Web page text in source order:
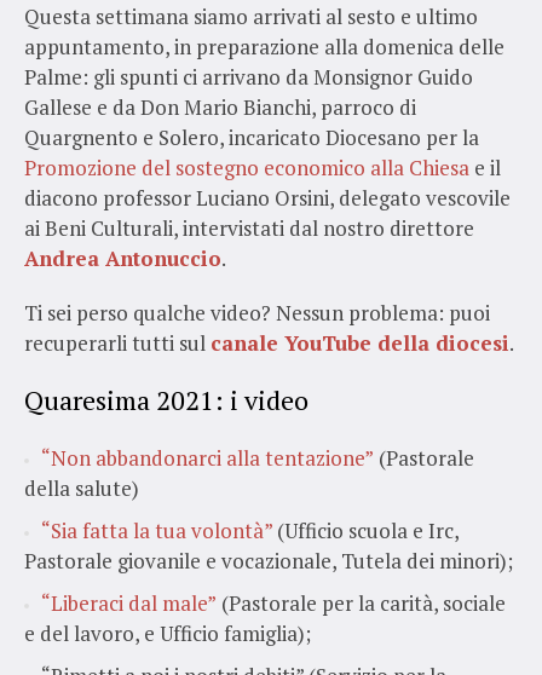
Questa settimana siamo arrivati al sesto e ultimo
appuntamento, in preparazione alla domenica delle
Palme: gli spunti ci arrivano da Monsignor Guido
Gallese e da Don Mario Bianchi, parroco di
Quargnento e Solero, incaricato Diocesano per la
Promozione del sostegno economico alla Chiesa e il
diacono professor Luciano Orsini, delegato vescovile
ai Beni Culturali, intervistati dal nostro direttore
Andrea Antonuccio.
Ti sei perso qualche video? Nessun problema: puoi
recuperarli tutti sul canale YouTube della diocesi.
Quaresima 2021: i video
“Non abbandonarci alla tentazione” (Pastorale
della salute)
“Sia fatta la tua volontà” (Ufficio scuola e Irc,
Pastorale giovanile e vocazionale, Tutela dei minori);
“Liberaci dal male” (Pastorale per la carità, sociale
e del lavoro, e Ufficio famiglia);